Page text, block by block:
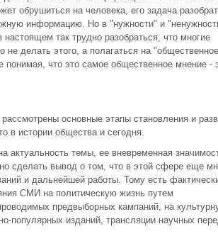
обрушиться на человека, его задача
информацию. Но в "нужности" и
так трудно разобраться, что многие
не делать этого, а полагаться на "общественное
понимая, что это самое общественное мнение -
основные этапы становления и
в истории общества и сегодня.
актуальность темы, ее вневременная
сделать вывод о том, что в этой сфере еще
и дальнейшей работы. Тому есть
СМИ на политическую жизнь путем
предвыборных кампаний, на
популярных изданий, трансляции научных